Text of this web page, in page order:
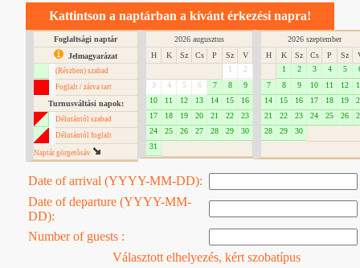
Kattintson a naptárban a kívánt érkezési napra!
Foglaltsági naptár
Jelmagyarázat
(Részben) szabad
Foglalt / zárva tart
Turnusváltási napok:
Délutántól szabad
Délutántól foglalt
Naptár görgetôsáv
2026 augusztus
H
K Sz Cs P Sz
V
1
2
3
4 5 6 7 8
9
10
11 12 13 14 15
16
17
18 19 20 21 22
23
24
25 26 27 28 29
30
31
2026 szeptember
H
K Sz Cs P Sz
1
2 3 4 5
7
8 9 10 11 12
14
15 16 17 18 19
21
22 23 24 25 26
28
29 30
Date of arrival (YYYY-MM-DD):
Date of departure (YYYY-MM-
DD):
Number of guests :
Választott elhelyezés, kért szobatípus